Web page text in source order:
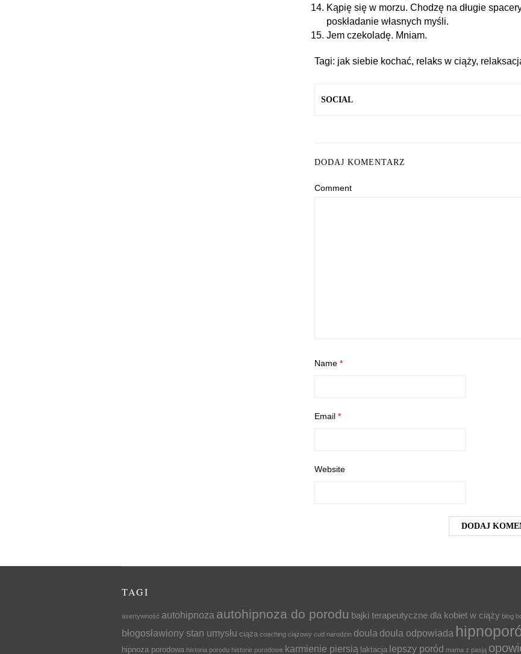
Kąpię się w morzu. Chodzę na długie
poskładanie własnych myśli.
Jem czekoladę. Mniam.
Tagi: jak siebie kochać, relaks w ciąży,
SOCIAL
DODAJ KOMENTARZ
Comment
Name *
Email *
Website
TAGI
asertywność autohipnoza autohipnoza do porodu bajki terapeutyczne dla kobiet w ciąży blog
błogosławiony stan umysłu ciąża coaching ciążowy cud narodzin doula doula odpowiada
hipnoza porodowa historia porodu historie porodowe karmienie piersią laktacja lepszy poród mama z pasją